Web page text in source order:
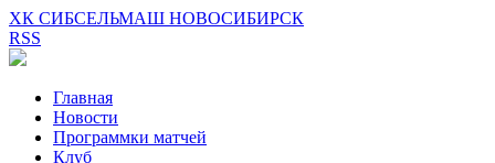
ХК СИБСЕЛЬМАШ НОВОСИБИРСК
RSS
Главная
Новости
Программки матчей
Клуб